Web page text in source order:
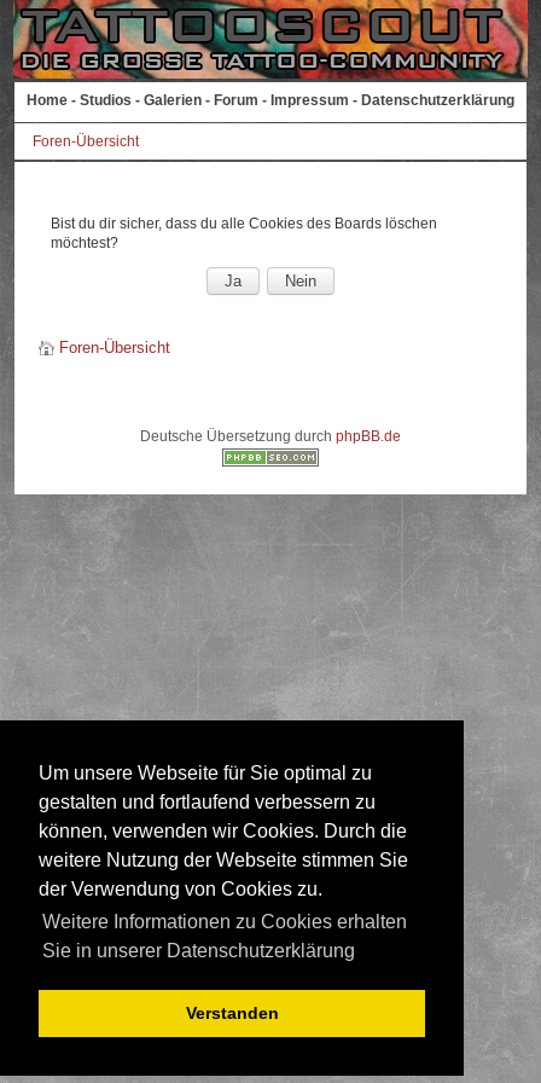
Um unsere Webseite für Sie optimal zu
gestalten und fortlaufend verbessern zu
können, verwenden wir Cookies. Durch die
weitere Nutzung der Webseite stimmen Sie
der Verwendung von Cookies zu.
Weitere Informationen zu Cookies erhalten
Sie in unserer Datenschutzerklärung
Verstanden
Home - Studios - Galerien - Forum - Impressum - Datenschutzerklärung
Foren-Übersicht
Bist du dir sicher, dass du alle Cookies des Boards löschen
möchtest?
Foren-Übersicht
Deutsche Übersetzung durch phpBB.de